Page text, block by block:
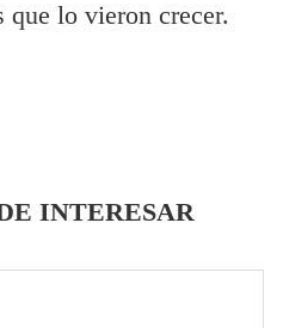
que lo vieron crecer.
INTERESAR